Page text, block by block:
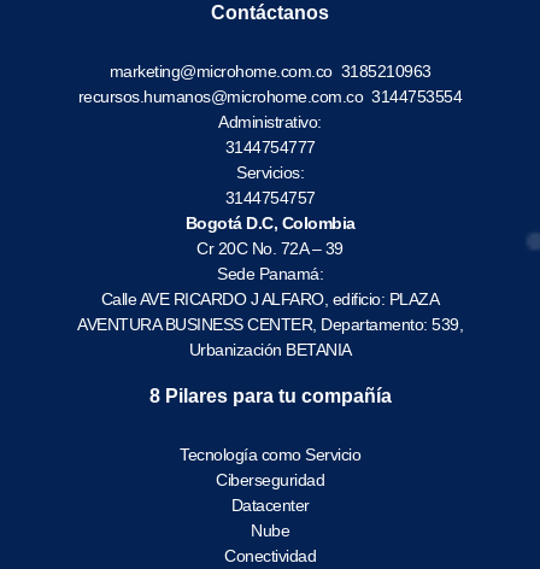
Contáctanos
marketing@microhome.com.co 3185210963
recursos.humanos@microhome.com.co3144753554
Administrativo:
3144754777
Servicios:
3144754757
Bogotá D.C, Colombia
Cr 20C No. 72A – 39
Sede Panamá:
Calle AVE RICARDO J ALFARO, edificio: PLAZA
AVENTURA BUSINESS CENTER, Departamento: 539,
Urbanización BETANIA
8 Pilares para tu compañía
Tecnología como Servicio
Ciberseguridad
Datacenter
Nube
Conectividad